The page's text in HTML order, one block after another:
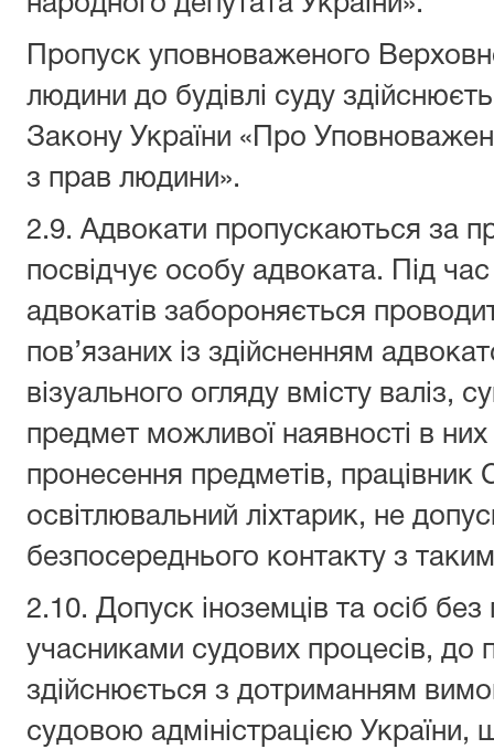
Пропуск уповноваженого
людини до будівлі суду
Закону України «Про
з прав людини».
2.9. Адвокати пропускаються за
посвідчує особу адвоката. Під
адвокатів забороняється
пов’язаних із здійсненням
візуального огляду вмісту валіз,
предмет можливої наявності в
пронесення предметів,
освітлювальний ліхтарик, не
безпосереднього контакту з
2.10. Допуск іноземців та осіб
учасниками судових процесів, до
здійснюється з дотриманням
судовою адміністрацією